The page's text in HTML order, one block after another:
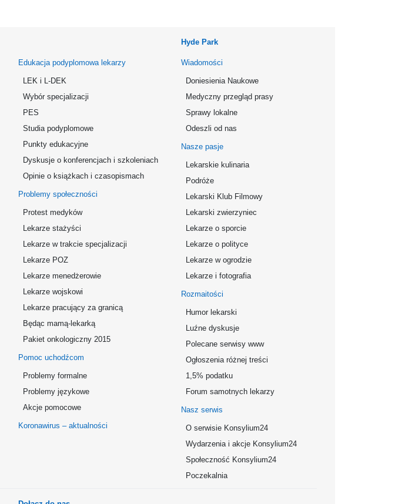
Edukacja podyplomowa lekarzy
LEK i L-DEK
Wybór specjalizacji
PES
Studia podyplomowe
Punkty edukacyjne
Dyskusje o konferencjach i szkoleniach
Opinie o książkach i czasopismach
Problemy społeczności
Protest medyków
Lekarze stażyści
Lekarze w trakcie specjalizacji
Lekarze POZ
Lekarze menedżerowie
Lekarze wojskowi
Lekarze pracujący za granicą
Będąc mamą-lekarką
Pakiet onkologiczny 2015
Pomoc uchodźcom
Problemy formalne
Problemy językowe
Akcje pomocowe
Koronawirus – aktualności
Hyde Park
Wiadomości
Doniesienia Naukowe
Medyczny przegląd prasy
Sprawy lokalne
Odeszli od nas
Nasze pasje
Lekarskie kulinaria
Podróże
Lekarski Klub Filmowy
Lekarski zwierzyniec
Lekarze o sporcie
Lekarze o polityce
Lekarze w ogrodzie
Lekarze i fotografia
Rozmaitości
Humor lekarski
Luźne dyskusje
Polecane serwisy www
Ogłoszenia różnej treści
1,5% podatku
Forum samotnych lekarzy
Nasz serwis
O serwisie Konsylium24
Wydarzenia i akcje Konsylium24
Społeczność Konsylium24
Poczekalnia